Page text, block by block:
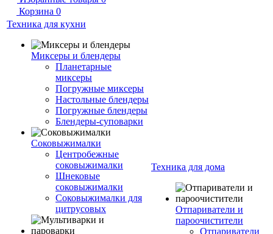
Корзина 0
Техника для кухни
Миксеры и блендеры
Планетарные
миксеры
Погружные миксеры
Настольные блендеры
Погружные блендеры
Блендеры-суповарки
Соковыжималки
Центробежные
соковыжималки
Шнековые
соковыжималки
Соковыжималки для
цитрусовых
Техника для дома
Отпариватели и
пароочистители
Отпариватели